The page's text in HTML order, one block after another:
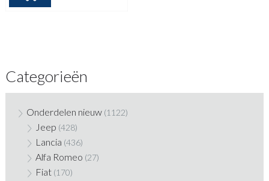
Categorieën
Onderdelen nieuw (1122)
Jeep (428)
Lancia (436)
Alfa Romeo (27)
Fiat (170)